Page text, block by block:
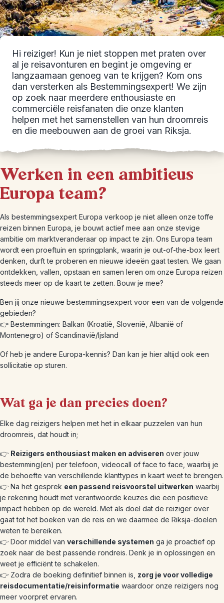
Hi reiziger! Kun je niet stoppen met praten over
al je reisavonturen en begint je omgeving er
langzaamaan genoeg van te krijgen? Kom ons
dan versterken als Bestemmingsexpert! We zijn
op zoek naar meerdere enthousiaste en
commerciële reisfanaten die onze klanten
helpen met het samenstellen van hun droomreis
en die meebouwen aan de groei van Riksja.
Werken in een ambitieus
Europa team?
Als bestemmingsexpert Europa verkoop je niet alleen onze toffe
reizen binnen Europa, je bouwt actief mee aan onze stevige
ambitie om marktveranderaar op impact te zijn. Ons Europa team
wordt een proeftuin en springplank, waarin je out-of-the-box leert
denken, durft te proberen en nieuwe ideeën gaat testen. We gaan
ontdekken, vallen, opstaan en samen leren om onze Europa reizen
steeds meer op de kaart te zetten. Bouw je mee?
Ben jij onze nieuwe bestemmingsexpert voor een van de volgende
gebieden?
👉 Bestemmingen: Balkan (Kroatië, Slovenië, Albanië of
Montenegro) of Scandinavië/Ijsland
Of heb je andere Europa-kennis? Dan kan je hier altijd ook een
sollicitatie op sturen.
Wat ga je dan precies doen?
Elke dag reizigers helpen met het in elkaar puzzelen van hun
droomreis, dat houdt in;
👉 Reizigers enthousiast maken en adviseren over jouw
bestemming(en) per telefoon, videocall of face to face, waarbij je
de behoefte van verschillende klanttypes in kaart weet te brengen.
👉 Na het gesprek een passend reisvoorstel uitwerken waarbij
je rekening houdt met verantwoorde keuzes die een positieve
impact hebben op de wereld. Met als doel dat de reiziger over
gaat tot het boeken van de reis en we daarmee de Riksja-doelen
weten te bereiken.
👉 Door middel van verschillende systemen ga je proactief op
zoek naar de best passende rondreis. Denk je in oplossingen en
weet je efficiënt te schakelen.
👉 Zodra de boeking definitief binnen is, zorg je voor volledige
reisdocumentatie/reisinformatie waardoor onze reizigers nog
meer voorpret ervaren.